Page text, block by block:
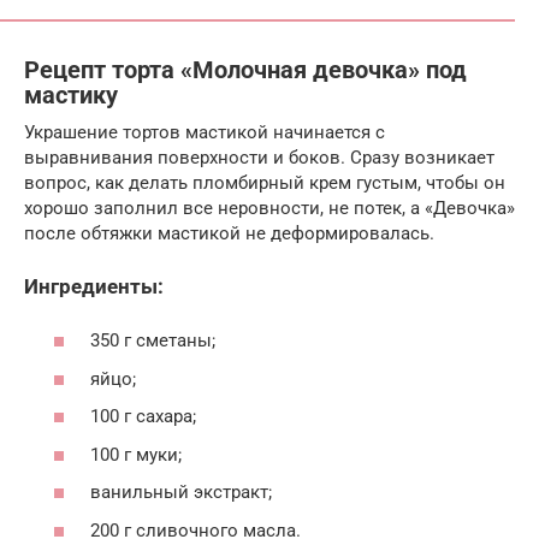
Рецепт торта «Молочная девочка» под
мастику
Украшение тортов мастикой начинается с
выравнивания поверхности и боков. Сразу возникает
вопрос, как делать пломбирный крем густым, чтобы он
хорошо заполнил все неровности, не потек, а «Девочка»
после обтяжки мастикой не деформировалась.
Ингредиенты:
350 г сметаны;
яйцо;
100 г сахара;
100 г муки;
ванильный экстракт;
200 г сливочного масла.